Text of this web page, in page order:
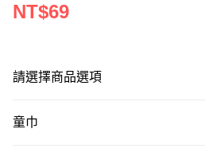
NT$69
請選擇商品選項
童巾